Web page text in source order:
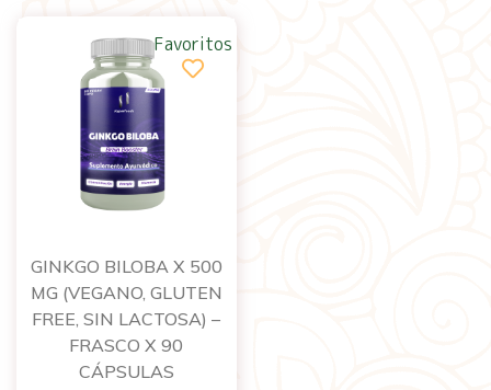
GINKGO BILOBA X 500
MG (VEGANO, GLUTEN
FREE, SIN LACTOSA) –
FRASCO X 90
CÁPSULAS
Favoritos